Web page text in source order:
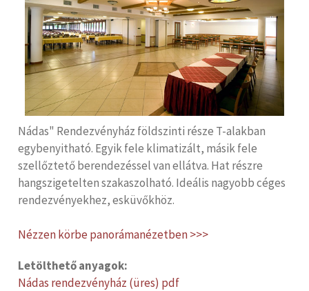
Nádas" Rendezvényház földszinti része T-alakban
egybenyitható. Egyik fele klimatizált, másik fele
szellőztető berendezéssel van ellátva. Hat részre
hangszigetelten szakaszolható. Ideális nagyobb céges
rendezvényekhez, esküvőkhöz.
Nézzen körbe panorámanézetben >>>
Letölthető anyagok:
Nádas rendezvényház (üres) pdf